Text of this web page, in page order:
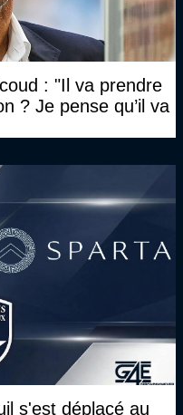
: "Il va prendre
? Je pense qu’il va
s'est déplacé au